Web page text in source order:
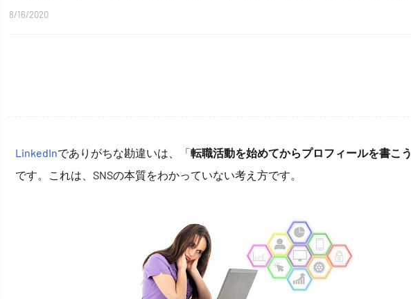
8/16/2020
LinkedInでありがちな勘違いは、「転職活動を始めてからプロフィールを書こう
です。これは、SNSの本質をわかっていない考え方です。